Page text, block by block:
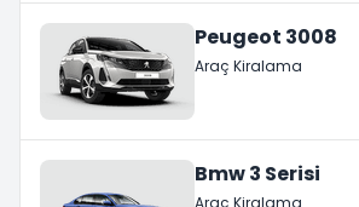
Peugeot 3008
Araç Kiralama
Bmw 3 Serisi
Araç Kiralama